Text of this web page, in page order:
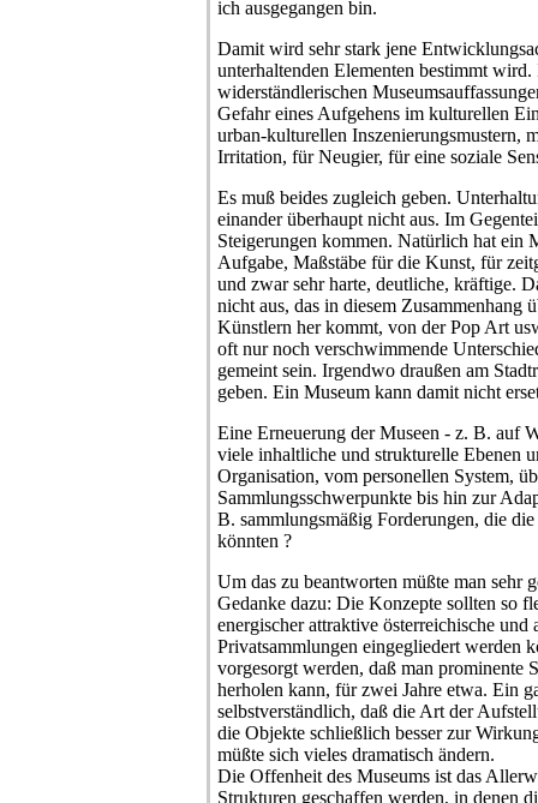
ich ausgegangen bin.
Damit wird sehr stark jene
unterhaltenden Elementen bestimmt
widerständlerischen
Gefahr eines Aufgehens im kulturellen
urban-kulturellen Inszenierungsmustern,
Irritation, für Neugier, für eine soziale
Es muß beides zugleich geben.
einander überhaupt nicht aus. Im
Steigerungen kommen. Natürlich hat ein
Aufgabe, Maßstäbe für die Kunst, für
und zwar sehr harte, deutliche, kräftige.
nicht aus, das in diesem Zusammenhang
Künstlern her kommt, von der Pop Art
oft nur noch verschwimmende
gemeint sein. Irgendwo draußen am
geben. Ein Museum kann damit nicht
Eine Erneuerung der Museen - z. B. auf
viele inhaltliche und strukturelle Ebenen
Organisation, vom personellen System,
Sammlungsschwerpunkte bis hin zur
B. sammlungsmäßig Forderungen, die
könnten ?
Um das zu beantworten müßte man sehr
Gedanke dazu: Die Konzepte sollten so
energischer attraktive österreichische und
Privatsammlungen eingegliedert werden
vorgesorgt werden, daß man prominente
herholen kann, für zwei Jahre etwa. Ein
selbstverständlich, daß die Art der
die Objekte schließlich besser zur
müßte sich vieles dramatisch ändern.
Die Offenheit des Museums ist das
Strukturen geschaffen werden, in denen